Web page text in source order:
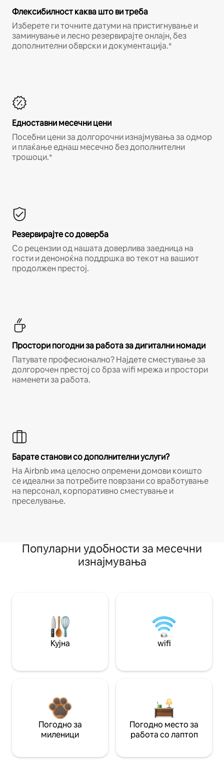
Флексибилност каква што ви треба
Изберете ги точните датуми на пристигнување и
заминување и лесно резервирајте онлајн, без
дополнителни обврски и документација.*
Едноставни месечни цени
Посебни цени за долгорочни изнајмувања за одмор
и плаќање еднаш месечно без дополнителни
трошоци.*
Резервирајте со доверба
Со рецензии од нашата доверлива заедница на
гости и деноноќна поддршка во текот на вашиот
продолжен престој.
Простори погодни за работа за дигитални номади
Патувате професионално? Најдете сместување за
долгорочен престој со брза wifi мрежа и простори
наменети за работа.
Барате станови со дополнителни услуги?
На Airbnb има целосно опремени домови коишто
се идеални за потребите поврзани со вработување
на персонал, корпоративно сместување и
преселување.
Популарни удобности за месечни
изнајмувања
Кујна wifi
Погодно за
миленици
Погодно место за
работа со лаптоп